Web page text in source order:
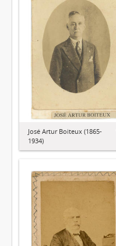
José Artur Boiteux (1865-
1934)